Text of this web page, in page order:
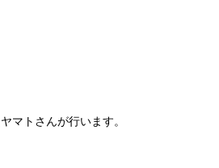
マトさんが行います。